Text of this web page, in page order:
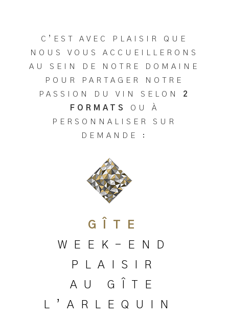
C’EST AVEC PLAISIR QUE
NOUS VOUS ACCUEILLERONS
AU SEIN DE NOTRE DOMAINE
POUR PARTAGER NOTRE
PASSION DU VIN SELON 2
FORMATS
OU À
PERSONNALISER SUR
DEMANDE :
GÎTE
WEEK-END
PLAISIR
AU GÎTE
L’ARLEQUIN